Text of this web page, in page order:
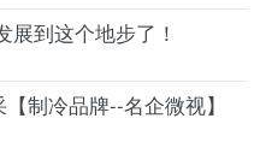
展到这个地步了！
制冷品牌--名企微视】